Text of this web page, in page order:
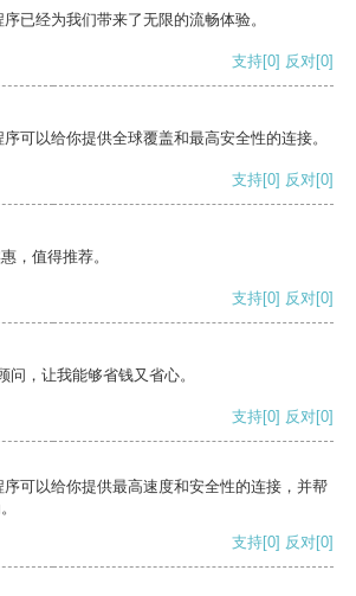
已经为我们带来了无限的流畅体验。
支持[0] 反对[0]
可以给你提供全球覆盖和最高安全性的连接。
支持[0] 反对[0]
，值得推荐。
支持[0] 反对[0]
问，让我能够省钱又省心。
支持[0] 反对[0]
可以给你提供最高速度和安全性的连接，并帮
支持[0] 反对[0]